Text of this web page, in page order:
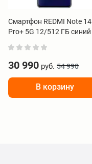
Смартфон REDMI Note 14
Pro+ 5G 12/512 ГБ синий
30 990 руб. 54 990
В корзину